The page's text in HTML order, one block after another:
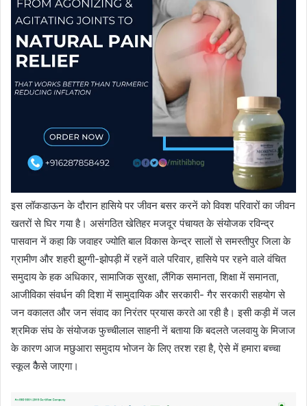
इस लॉकडाऊन के दौरान हासिये पर जीवन बसर करनें को विवश परिवारों का जीवन
खतरों से घिर गया है। असंगठित खेतिहर मजदूर पंचायत के संयोजक रविन्द्र
पासवान नें कहा कि जवाहर ज्योति बाल विकास केन्द्र सालों से समस्तीपुर जिला के
ग्रामीण और शहरी झुग्गी-झोपड़ी में रहनें वाले परिवार, हासिये पर रहने वाले वंचित
समुदाय के हक अधिकार, सामाजिक सुरक्षा, लैंगिक समानता, शिक्षा में समानता,
आजीविका संवर्धन की दिशा में सामुदायिक और सरकारी- गैर सरकारी सहयोग से
जन वकालत और जन संवाद का निरंतर प्रयास करते आ रही है। इसी कड़ी में जल
श्रमिक संघ के संयोजक फुच्चीलाल साहनी नें बताया कि बदलते जलवायु के मिजाज
के कारण आज मछुआरा समुदाय भोजन के लिए तरश रहा है, ऐसे में हमारा बच्चा
स्कूल कैैसे जाएगा।